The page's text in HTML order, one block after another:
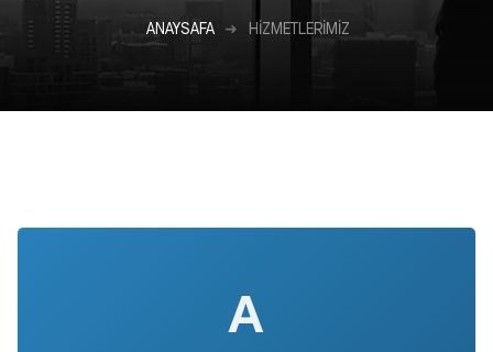
ANAYSAFA HIZMETLERIMIZ
A